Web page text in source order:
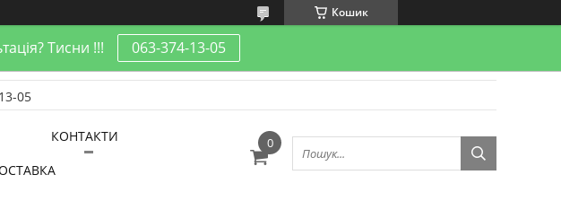
Кошик
Тисни !!! 063-374-13-05
05
КОНТАКТИ